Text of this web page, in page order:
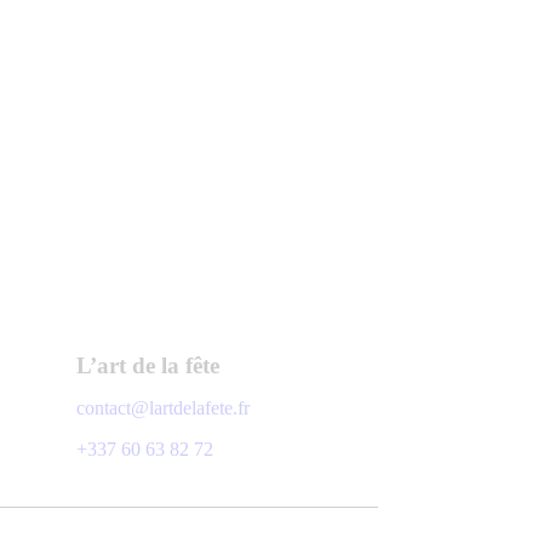
L’art de la fête
contact@lartdelafete.fr
+337 60 63 82 72